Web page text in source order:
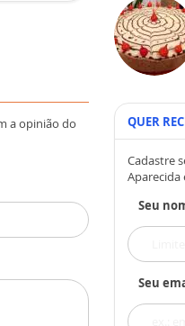
a opinião do
QUER
Cadastre
Aparecida
Seu
Seu